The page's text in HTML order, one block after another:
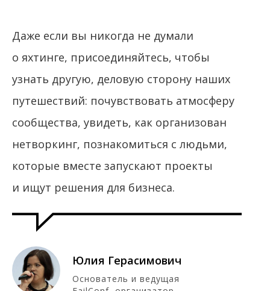
Даже если вы никогда не думали
о яхтинге, присоединяйтесь, чтобы
узнать другую, деловую сторону наших
путешествий: почувствовать атмосферу
сообщества, увидеть, как организован
нетворкинг, познакомиться с людьми,
которые вместе запускают проекты
и ищут решения для бизнеса.
Юлия Герасимович
Основатель и ведущая